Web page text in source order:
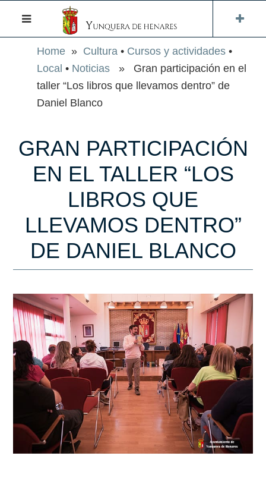
Home » Cultura • Cursos y actividades •
Local • Noticias » Gran participación en el
taller “Los libros que llevamos dentro” de
Daniel Blanco
GRAN PARTICIPACIÓN
EN EL TALLER “LOS
LIBROS QUE
LLEVAMOS DENTRO”
DE DANIEL BLANCO